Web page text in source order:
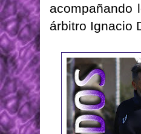
acompañando
árbitro Ignacio